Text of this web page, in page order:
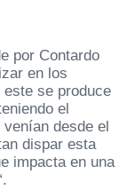
por Contardo
en los
este se produce
el
desde el
dispar esta
impacta en una